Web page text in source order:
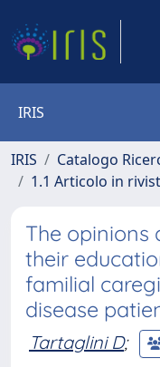
IRIS
IRIS Catalogo
1.1 Articolo in
The opinions
their
familial
disease
Tartaglini D;